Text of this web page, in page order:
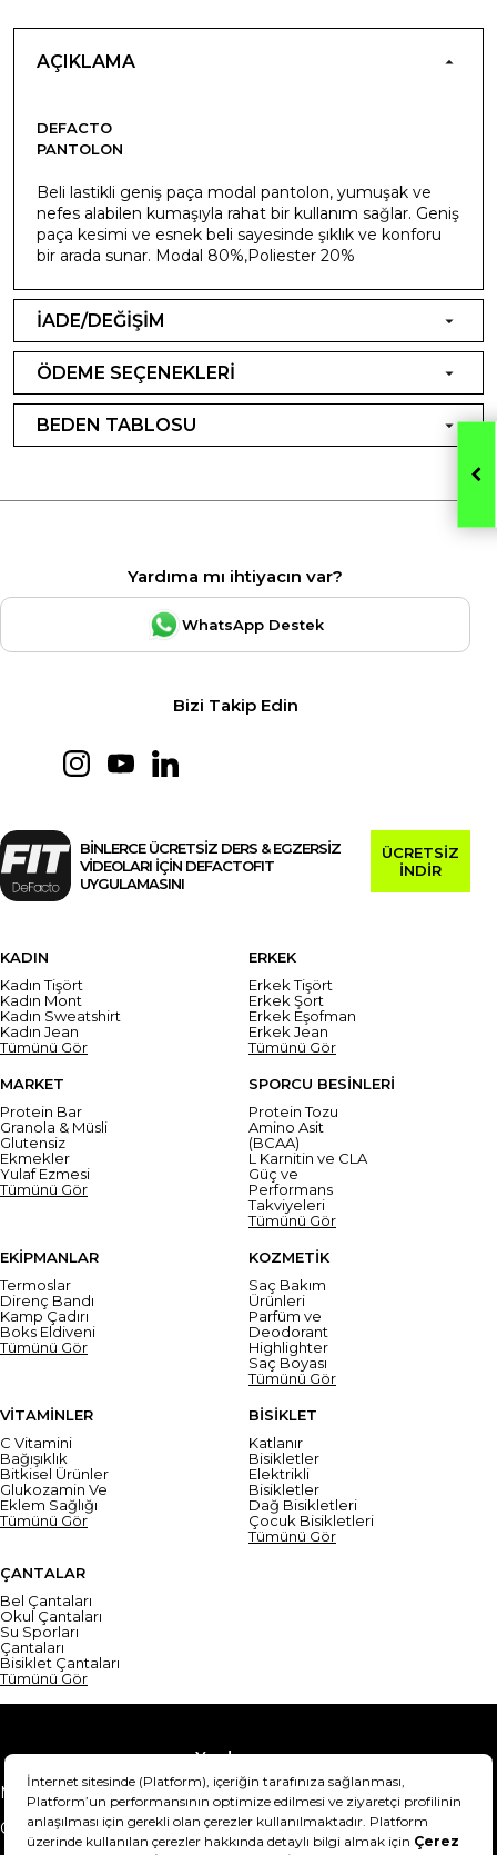
AÇIKLAMA
DEFACTO
PANTOLON
Beli lastikli geniş paça modal pantolon, yumuşak ve
nefes alabilen kumaşıyla rahat bir kullanım sağlar. Geniş
paça kesimi ve esnek beli sayesinde şıklık ve konforu
bir arada sunar. Modal 80%,Poliester 20%
İADE/DEĞİŞİM
ÖDEME SEÇENEKLERİ
BEDEN TABLOSU
Yardıma mı ihtiyacın var?
WhatsApp Destek
Bizi Takip Edin
BİNLERCE ÜCRETSİZ DERS & EGZERSİZ
VİDEOLARI İÇİN DEFACTOFIT
UYGULAMASINI
ÜCRETSİZ
İNDİR
KADIN
Kadın Tişört
Kadın Mont
Kadın Sweatshirt
Kadın Jean
Tümünü Gör
ERKEK
Erkek Tişört
Erkek Şort
Erkek Eşofman
Erkek Jean
Tümünü Gör
MARKET
Protein Bar
Granola & Müsli
Glutensiz
Ekmekler
Yulaf Ezmesi
Tümünü Gör
SPORCU BESİNLERİ
Protein Tozu
Amino Asit
(BCAA)
L Karnitin ve CLA
Güç ve
Performans
Takviyeleri
Tümünü Gör
EKİPMANLAR
Termoslar
Direnç Bandı
Kamp Çadırı
Boks Eldiveni
Tümünü Gör
KOZMETİK
Saç Bakım
Ürünleri
Parfüm ve
Deodorant
Highlighter
Saç Boyası
Tümünü Gör
VİTAMİNLER
C Vitamini
Bağışıklık
Bitkisel Ürünler
Glukozamin Ve
Eklem Sağlığı
Tümünü Gör
BİSİKLET
Katlanır
Bisikletler
Elektrikli
Bisikletler
Dağ Bisikletleri
Çocuk Bisikletleri
Tümünü Gör
ÇANTALAR
Bel Çantaları
Okul Çantaları
Su Sporları
Çantaları
Bisiklet Çantaları
Tümünü Gör
Yardım
Mesafeli Satış Sözleşmesi
Teslimat Bilgisi
Gizlilik Sözleşmesi
Şartlar & Koşullar